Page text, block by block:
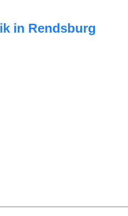
in Rendsburg